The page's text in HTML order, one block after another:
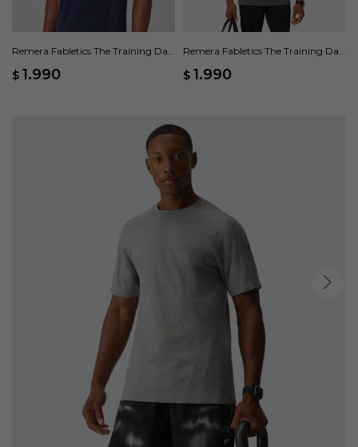
Remera Fabletics The Training Day
$ 1.990
Remera Fabletics The Training Day
$ 1.990